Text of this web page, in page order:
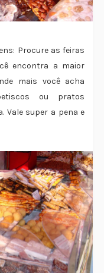
Procure as feiras
encontra a maior
mais você acha
ou pratos
Vale super a pena e